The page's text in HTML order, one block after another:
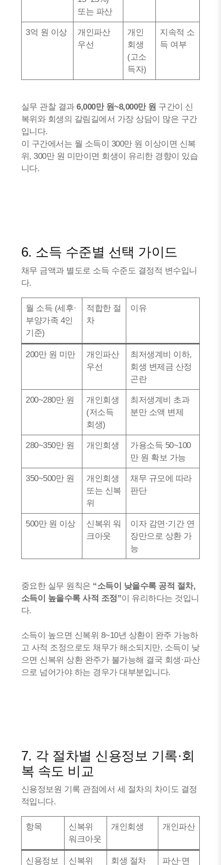
또는 파산
3억 원 이상
개인파산
우선
개인
회생
(고소
득자)
지속적 소
득 여부
실무 관찰 결과6,000만 원~8,000만 원 구간이 신
복위와 회생의 갈림길에서 가장 상담이 많은 구간
입니다.
이 구간에서는 월 소득이 300만 원 이상이면 신복
위, 300만 원 미만이면 회생이 유리한 경향이 있습
니다.
6. 소득 수준별 선택 가이드
채무 금액과 별도로 소득 수준도 결정적 변수입니
다.
월 소득 (세후·
부양가족 4인
기준)
적합한 절
차
이유
200만 원 미만
개인파산
우선
최저생계비 이하,
회생 변제금 산정
곤란
200~280만 원
개인회생
(저소득
회생)
최저생계비 초과
분만 소액 변제
280~350만 원 개인회생
가용소득 50~100
만 원 확보 가능
350~500만 원
개인회생
또는 신복
위
채무 규모에 따라
판단
500만 원 이상
신복위 워
크아웃
이자 감면·기간 연
장만으로 상환 가
능
중요한 실무 원칙은 “소득이 낮을수록 공적 절차,
소득이 높을수록 사적 조정”이 유리하다는 것입니
다.
소득이 높으면 신복위 8~10년 상환이 완주 가능하
고 사적 조정으로도 채무가 해소되지만, 소득이 낮
으면 신복위 상환 완주가 불가능해 결국 회생·파산
으로 넘어가야 하는 경우가 대부분입니다.
7. 각 절차별 신용정보 기록·회
복 속도 비교
신용정보원 기록 관점에서 세 절차의 차이도 결정
적입니다.
항목
신복위
워크아웃
개인회생 개인파산
신용정보
신복위
회생 절차
파산·면